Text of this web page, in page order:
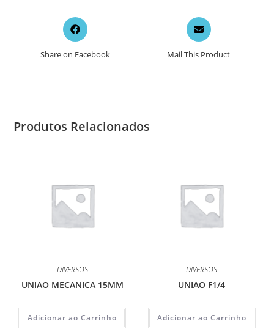
Opens
in
new
Share on Facebook
Opens
in
a
new
Mail This Product
Produtos Relacionados
DIVERSOS
UNIAO MECANICA 15MM
Adicionar ao Carrinho
DIVERSOS
UNIAO F1/4
Adicionar ao Carrinho